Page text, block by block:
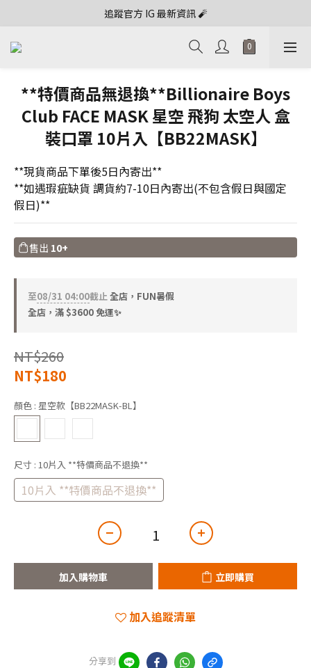
追蹤官方 IG 最新資訊 🧨
**特價商品無退換**Billionaire Boys
Club FACE MASK 星空 飛狗 太空人 盒
裝口罩 10片入【BB22MASK】
**現貨商品下單後5日內寄出**
**如遇瑕疵缺貨 調貨約7-10日內寄出(不包含假日與國定
假日)**
售出 10+
至08/31 04:00截止全店，FUN暑假
全店，滿 $3600 免運✨
NT$260
NT$180
顏色 : 星空款【BB22MASK-BL】
尺寸 : 10片入 **特價商品不退換**
10片入 **特價商品不退換**
加入購物車 立即購買
加入追蹤清單
分享到